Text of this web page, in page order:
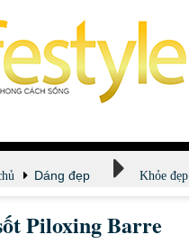
Dáng đẹp Khỏe đẹp
Piloxing Barre